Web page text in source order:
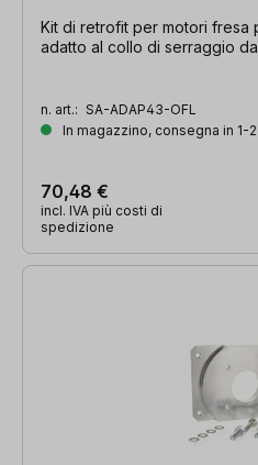
Kit di retrofit per motori fresa
adatto al collo di serraggio
n. art.: SA-ADAP43-OFL
In magazzino, consegna in 1-
70,48 €
incl. IVA più costi di
spedizione